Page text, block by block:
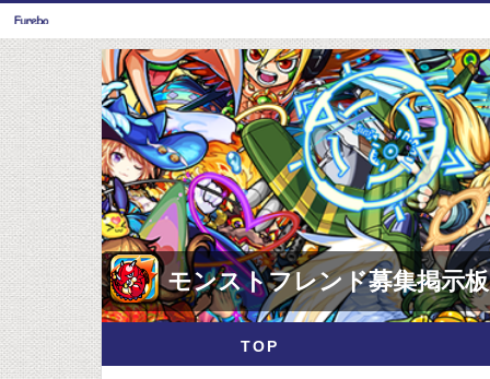
モンストフレンド募集掲示板
TOP